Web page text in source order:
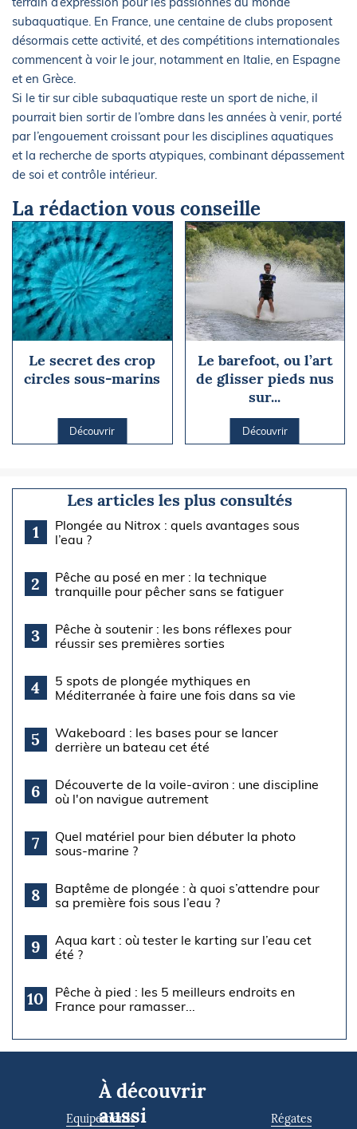
subaquatique. En France, une centaine de clubs proposent
désormais cette activité, et des compétitions internationales
commencent à voir le jour, notamment en Italie, en Espagne
et en Grèce.
Si le tir sur cible subaquatique reste un sport de niche, il
pourrait bien sortir de l’ombre dans les années à venir, porté
par l’engouement croissant pour les disciplines aquatiques
et la recherche de sports atypiques, combinant dépassement
de soi et contrôle intérieur.
La rédaction vous conseille
Le secret des crop
circles sous-marins
Découvrir
Le barefoot, ou l’art
de glisser pieds nus
sur...
Découvrir
Les articles les plus consultés
1
Plongée au Nitrox : quels avantages sous
l’eau ?
2
Pêche au posé en mer : la technique
tranquille pour pêcher sans se fatiguer
3
Pêche à soutenir : les bons réflexes pour
réussir ses premières sorties
4
5 spots de plongée mythiques en
Méditerranée à faire une fois dans sa vie
5
Wakeboard : les bases pour se lancer
derrière un bateau cet été
6
Découverte de la voile-aviron : une discipline
où l'on navigue autrement
7
Quel matériel pour bien débuter la photo
sous-marine ?
8
Baptême de plongée : à quoi s’attendre pour
sa première fois sous l’eau ?
9
Aqua kart : où tester le karting sur l’eau cet
été ?
10
Pêche à pied : les 5 meilleurs endroits en
France pour ramasser...
À découvrir
aussi
Equipements Régates